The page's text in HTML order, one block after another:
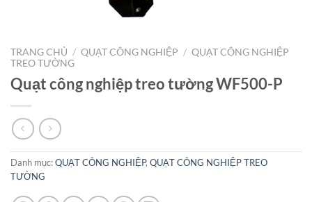
TRANG CHỦ / QUẠT CÔNG NGHIỆP / QUẠT CÔNG NGHIỆP
TREO TƯỜNG
Quạt công nghiệp treo tường WF500-P
Danh mục:QUẠT CÔNG NGHIỆP, QUẠT CÔNG NGHIỆP TREO
TƯỜNG